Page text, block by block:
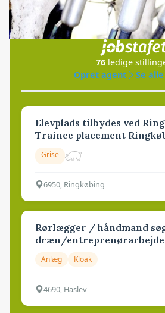
Jobs
i samarbejde
76 ledige
Opret agent
Se
Elevplads tilbydes ved
Trainee placement
Grise
6950, Ringkøbing
Rørlægger / håndmand
dræn/
Anlæg Kloak
4690, Haslev